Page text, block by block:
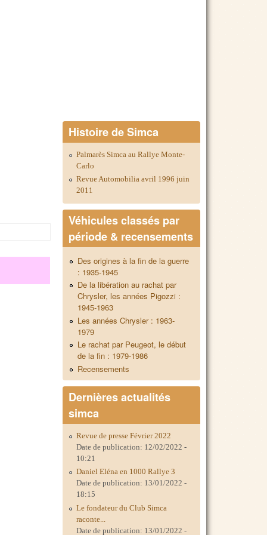
Histoire de Simca
Palmarès Simca au Rallye Monte-
Carlo
Revue Automobilia avril 1996 juin
2011
Véhicules classés par
période & recensements
Des origines à la fin de la guerre
: 1935-1945
De la libération au rachat par
Chrysler, les années Pigozzi :
1945-1963
Les années Chrysler : 1963-
1979
Le rachat par Peugeot, le début
de la fin : 1979-1986
Recensements
Dernières actualités
simca
Revue de presse Février 2022
Date de publication: 12/02/2022 -
10:21
Daniel Eléna en 1000 Rallye 3
Date de publication: 13/01/2022 -
18:15
Le fondateur du Club Simca
raconte...
Date de publication: 13/01/2022 -